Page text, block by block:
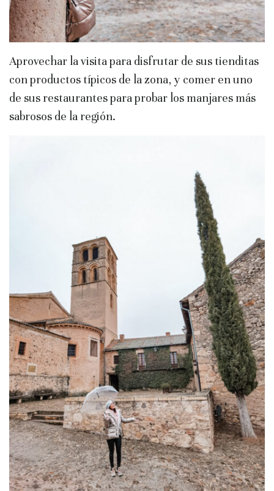
Aprovechar la visita para disfrutar de sus tienditas
con productos típicos de la zona, y comer en uno
de sus restaurantes para probar los manjares más
sabrosos de la región.